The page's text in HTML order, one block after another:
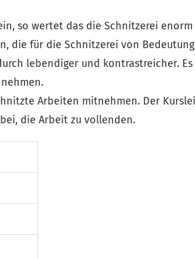
so wertet das die Schnitzerei
die für die Schnitzerei von
lebendiger und kontrastreicher.
Arbeiten mitnehmen. Der
die Arbeit zu vollenden.